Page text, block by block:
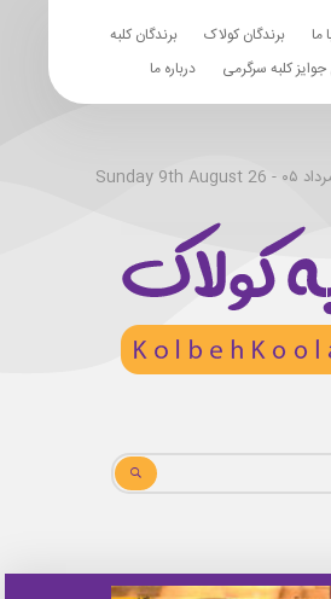
ما برندگان کولاک
برندگان کلبه
کلبه سرگرمی درباره ما